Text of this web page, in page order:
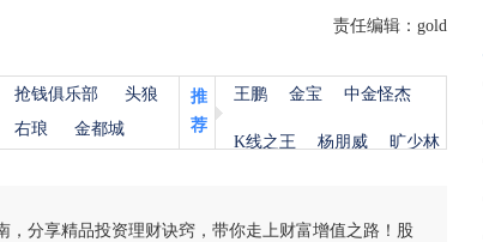
责任编辑：gold
抢钱俱乐部
头狼
右琅 金都城
推
荐
王鹏 金宝 中金怪杰
K线之王 杨朋威 旷少林
，分享精品投资理财诀窍，带你走上财富增值之路！股